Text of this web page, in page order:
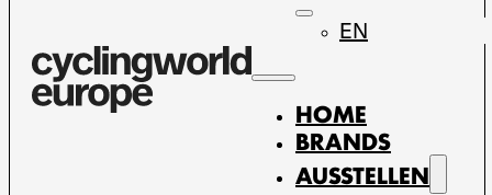
EN
HOME
BRANDS
AUSSTELLEN